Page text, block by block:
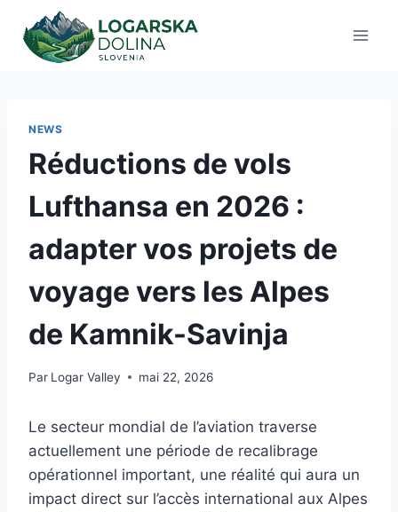
contenu
NEWS
Réductions de vols
Lufthansa en 2026 :
adapter vos projets de
voyage vers les Alpes
de Kamnik-Savinja
Par Logar Valley mai 22, 2026
Le secteur mondial de l’aviation traverse
actuellement une période de recalibrage
opérationnel important, une réalité qui aura un
impact direct sur l’accès international aux Alpes